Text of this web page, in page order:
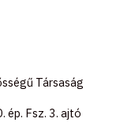
Társaság
ép. Fsz. 3. ajtó